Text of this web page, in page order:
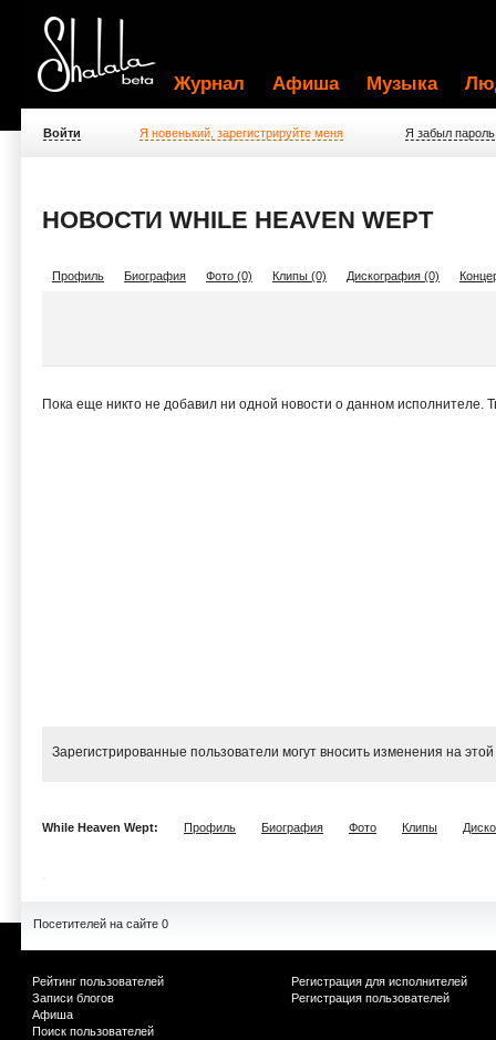
Журнал Афиша Музыка
Войти Я новенький, зарегистрируйте меня Я забыл пароль
НОВОСТИ WHILE HEAVEN WEPT
Профиль Биография Фото (0) Клипы (0) Дискография (0)
Пока еще никто не добавил ни одной новости о данном
Зарегистрированные пользователи могут вносить изменения на
While Heaven Wept: Профиль Биография Фото Клипы
Посетителей на сайте 0
Рейтинг пользователей
Записи блогов
Афиша
Поиск пользователей
Регистрация для исполнителей
Регистрация пользователей